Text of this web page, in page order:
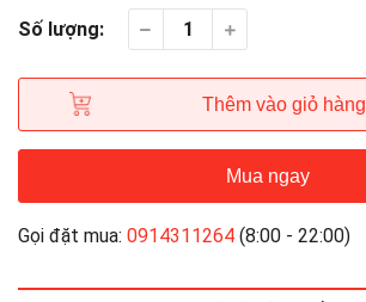
Số lượng:
Thêm vào giỏ hàng
Mua ngay
Gọi đặt mua: 0914311264 (8:00 - 22:00)